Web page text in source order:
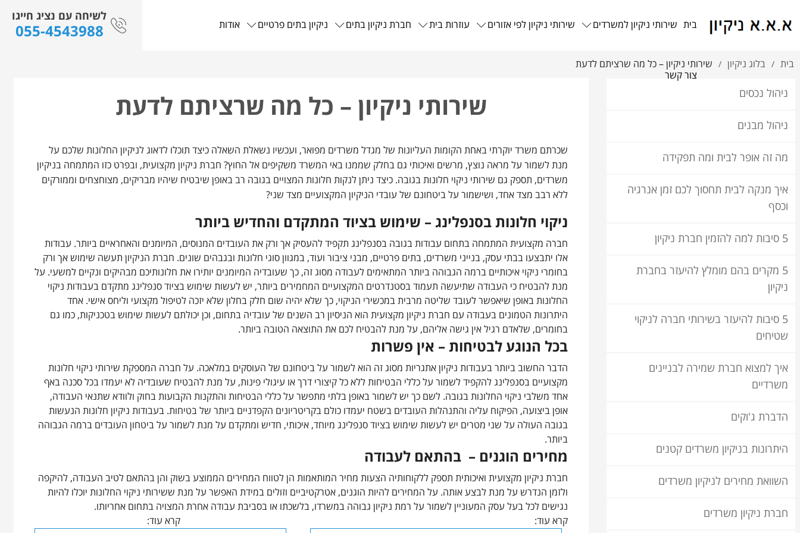
בית שירותי ניקיון למשרדים שירותי ניקיון לפי אזורים עוזרות בית חברת ניקיון בתים ניקיון בתים פרטיים אודות
צור קשר
לשיחה עם נציג חייגו
055-4543988
בית / בלוג ניקיון / שירותי ניקיון – כל מה שרציתם לדעת
ניהול נכסים
ניהול מבנים
מה זה אופר לבית ומה תפקידה
איך מנקה לבית תחסוך לכם זמן אנרגיה
וכסף
5 סיבות למה להזמין חברת ניקיון
5 מקרים בהם מומלץ להיעזר בחברת
ניקיון
5 סיבות להיעזר בשירותי חברה לניקוי
שטיחים
איך למצוא חברת שמירה לבניינים
משרדיים
הדברת ג'וקים
היתרונות בניקיון משרדים קטנים
השוואת מחירים לניקיון משרדים
חברת ניקיון משרדים
שירותי ניקיון – כל מה שרציתם לדעת
שכרתם משרד יוקרתי באחת הקומות העליונות של מגדל משרדים מפואר, ועכשיו נשאלת השאלה כיצד תוכלו לדאוג לניקיון החלונות שלכם על
מנת לשמור על מראה נוצץ, מרשים ואיכותי גם בחלק שממנו באי המשרד משקיפים אל החוץ? חברת ניקיון מקצועית, ובפרט כזו המתמחה בניקיון
משרדים, תספק גם שירותי ניקוי חלונות בגובה. כיצד ניתן לנקות חלונות המצויים בגובה רב באופן שיבטיח שיהיו מבריקים, מצוחצחים וממורקים
ללא רבב מצד אחד, ושישמור על ביטחונם של עובדי הניקיון המקצועיים מצד שני?
ניקוי חלונות בסנפלינג – שימוש בציוד המתקדם והחדיש ביותר
חברה מקצועית המתמחה בתחום עבודות בגובה בסנפלינג תקפיד להעסיק אך ורק את העובדים המנוסים, המיומנים והאחראיים ביותר. עבודות
אלו יתבצעו בבתי עסק, בנייני משרדים, בתים פרטיים, מבני ציבור ועוד, במגוון סוגי חלונות ובגבהים שונים. חברת הניקיון תעשה שימוש אך ורק
בחומרי ניקוי איכותיים ברמה הגבוהה ביותר המתאימים לעבודה מסוג זה, כך שעובדיה המיומנים יותירו את חלונותיכם מבהיקים ונקיים למשעי. על
מנת להבטיח כי העבודה שתיעשה תעמוד בסטנדרטים המקצועיים המחמירים ביותר, יש לעשות שימוש בציוד סנפלינג מתקדם בעבודות ניקוי
החלונות באופן שיאפשר לעובד שליטה מרבית במכשירי הניקוי, כך שלא יהיה שום חלק בחלון שלא יזכה לטיפול מקצועי וליחס אישי. אחד
היתרונות הטמונים בעבודה עם חברת ניקיון מקצועית הוא הניסיון רב השנים של עובדיה בתחום, וכן יכולתם לעשות שימוש בטכניקות, כמו גם
בחומרים, שלאדם רגיל אין גישה אליהם, על מנת להבטיח לכם את התוצאה הטובה ביותר.
בכל הנוגע לבטיחות – אין פשרות
הדבר החשוב ביותר בעבודות ניקיון אתגריות מסוג זה הוא לשמור על ביטחונם של העוסקים במלאכה. על חברה המספקת שירותי ניקוי חלונות
מקצועיים בסנפלינג להקפיד לשמור על כללי הבטיחות ללא כל קיצורי דרך או עיגולי פינות, על מנת להבטיח שעובדיה לא יעמדו בכל סכנה באף
אחד משלבי ניקוי החלונות בגובה. לשם כך יש לשמור באופן בלתי מתפשר על כללי הבטיחות והתקנות הקבועות בחוק ולוודא שתנאי העבודה,
אופן ביצועה, הפיקוח עליה והתנהלות העובדים בשטח יעמדו כולם בקריטריונים הקפדניים ביותר של בטיחות. בעבודות ניקיון חלונות הנעשות
בגובה העולה על שני מטרים יש לעשות שימוש בציוד סנפלינג מיוחד, איכותי, חדיש ומתקדם על מנת לשמור על ביטחון העובדים ברמה הגבוהה
ביותר.
מחירים הוגנים – בהתאם לעבודה
חברת ניקיון מקצועית ואיכותית תספק ללקוחותיה הצעות מחיר המותאמות הן לטווח המחירים הממוצע בשוק והן בהתאם לטיב העבודה, להיקפה
ולזמן הנדרש על מנת לבצע אותה. על המחירים להיות הוגנים, אטרקטיביים וזולים במידת האפשר על מנת ששירותי ניקוי החלונות יוכלו להיות
נגישים לכל בעל עסק המעוניין לשמור על רמת ניקיון גבוהה במשרדו, בלשכתו או בסביבת עבודה אחרת המצויה בתחום אחריותו.
קרא עוד:
קרא עוד: